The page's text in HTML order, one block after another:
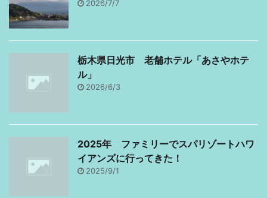
2026/7/7
栃木県日光市 老舗ホテル「あさやホテ
ル」
2026/6/3
2025年 ファミリーでスパリゾートハワ
イアンズに行ってきた！
2025/9/1